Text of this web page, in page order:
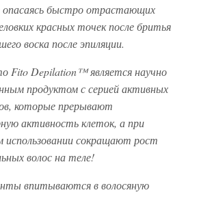
быстро отрастающих
красных точек после бритья
воска после эпиляции.
Fito Depilation™ является научно
продуктом с серией активных
которые прерывают
активность клеток, а при
использовании сокращают рост
волос на теле!
впитываются в волосяную